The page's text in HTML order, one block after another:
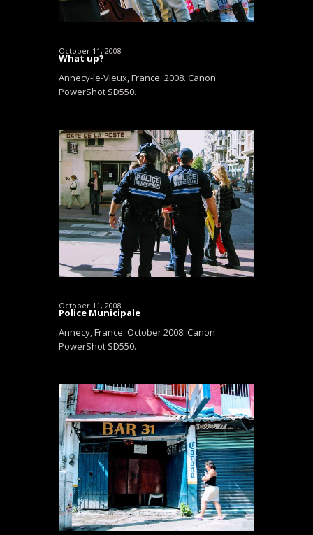
October 11, 2008
What up?
Annecy-le-Vieux, France. 2008. Canon
PowerShot SD550.
October 11, 2008
Police Municipale
Annecy, France. October 2008. Canon
PowerShot SD550.